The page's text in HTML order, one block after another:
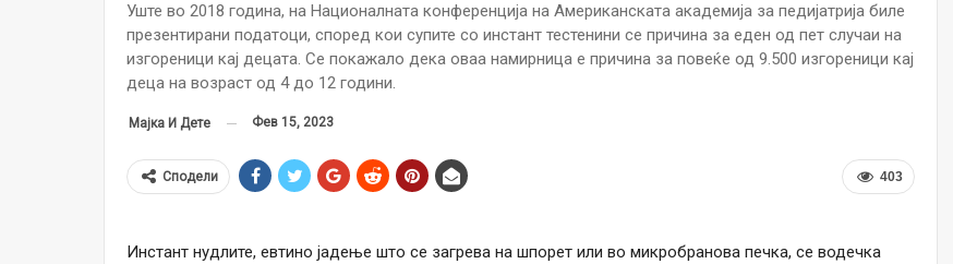
Уште во 2018 година, на Националната конференција на Американската академија за педијатрија биле
презентирани податоци, според кои супите со инстант тестенини се причина за еден од пет случаи на
изгореници кај децата. Се покажало дека оваа намирница е причина за повеќе од 9.500 изгореници кај
деца на возраст од 4 до 12 години.
Мајка И Дете Фев 15, 2023
403
Сподели
Инстант нудлите, евтино јадење што се загрева на шпорет или во микробранова печка, се водечка
И многу среќа не е на арно! Жена
завршила на Итна помош по
свадбата на…